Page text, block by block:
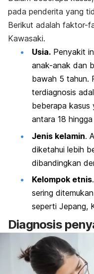
pada penderita yang
Berikut adalah faktor-
Kawasaki.
Usia. Penyakit
anak-anak dan
bawah 5 tahun.
terdiagnosis
beberapa kasus
antara 18
Jenis kelamin.
diketahui lebih
dibandingkan
Kelompok etnis
sering
seperti Jepang,
Diagnosis